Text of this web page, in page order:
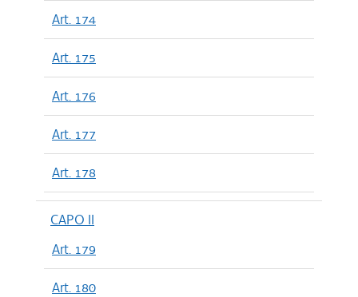
Art. 174
Art. 175
Art. 176
Art. 177
Art. 178
CAPO II
Art. 179
Art. 180